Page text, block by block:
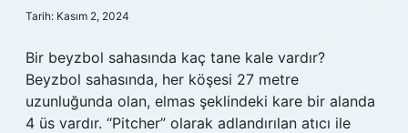
Tarih: Kasım 2, 2024
Bir beyzbol sahasında kaç tane kale vardır?
Beyzbol sahasında, her köşesi 27 metre
uzunluğunda olan, elmas şeklindeki kare bir alanda
4 üs vardır. “Pitcher” olarak adlandırılan atıcı ile